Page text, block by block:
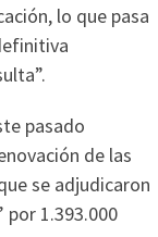
lo que pasa
pasado
de las
se adjudicaron
por 1.393.000